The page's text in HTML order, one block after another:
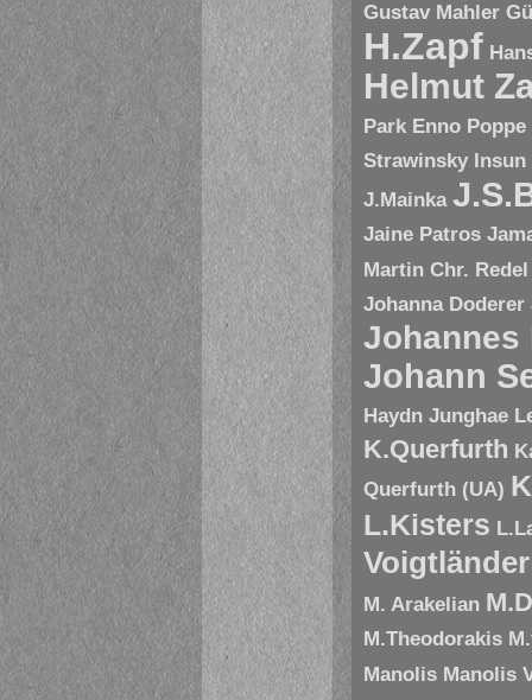
Gustav Mahler
H.Zapf
Helmut
Park Enno Poppe
Strawinsky
J.Mainka
Jaine Patros
Martin Chr. Redel
Johanna Doderer
Johannes
Johann
Haydn Junghae
K.Querfurth
Querfurth (UA)
L.Kisters
Voigtländer
M. Arakelian
M.Theodorakis
Manolis Manolis